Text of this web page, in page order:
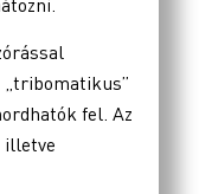
„tribomatikus”
fel. Az
illetve